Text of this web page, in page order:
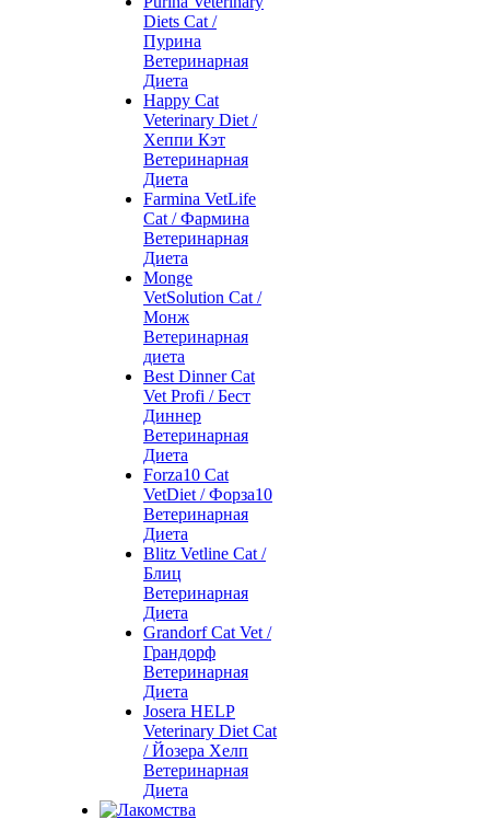
Diets Cat /
Пурина
Ветеринарная
Диета
Happy Cat
Veterinary Diet /
Хеппи Кэт
Ветеринарная
Диета
Farmina VetLife
Cat / Фармина
Ветеринарная
Диета
Monge
VetSolution Cat /
Монж
Ветеринарная
диета
Best Dinner Cat
Vet Profi / Бест
Диннер
Ветеринарная
Диета
Forza10 Cat
VetDiet / Форза10
Ветеринарная
Диета
Blitz Vetline Cat /
Блиц
Ветеринарная
Диета
Grandorf Cat Vet /
Грандорф
Ветеринарная
Диета
Josera HELP
Veterinary Diet Cat
/ Йозера Хелп
Ветеринарная
Диета